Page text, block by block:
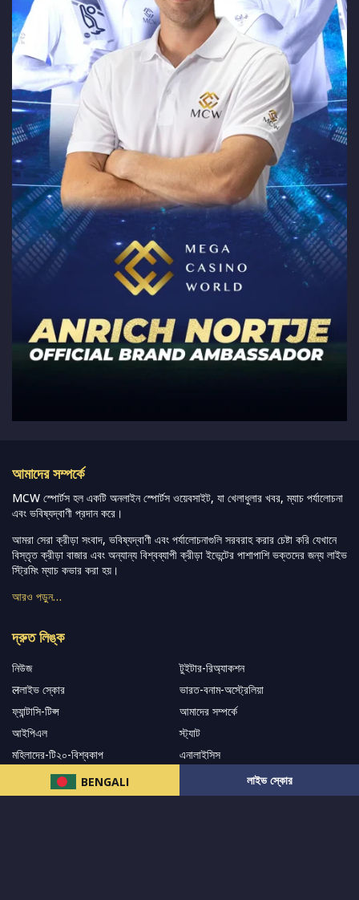
BENGALI লাইভ স্কোর
আমাদের সম্পর্কে
MCW স্পোর্টস হল একটি অনলাইন স্পোর্টস ওয়েবসাইট, যা খেলাধুলার খবর, ম্যাচ পর্যালোচনা
এবং ভবিষ্যদ্বাণী প্রদান করে।
আমরা সেরা ক্রীড়া সংবাদ, ভবিষ্যদ্বাণী এবং পর্যালোচনাগুলি সরবরাহ করার চেষ্টা করি যেখানে
বিস্তৃত ক্রীড়া বাজার এবং অন্যান্য বিশ্বব্যাপী ক্রীড়া ইভেন্টের পাশাপাশি ভক্তদের জন্য লাইভ
স্ট্রিমিং ম্যাচ কভার করা হয়।
আরও পড়ুন…
দ্রুত লিঙ্ক
নিউজ
টুইটার-রিঅ্যাকশন
लলাইভ স্কোর
ভারত-বনাম-অস্ট্রেলিয়া
ফ্যান্টাসি-টিপ্স
আমাদের সম্পর্কে
আইপিএল
স্ট্যাট
মহিলাদের-টি২০-বিশ্বকাপ
এনালাইসিস